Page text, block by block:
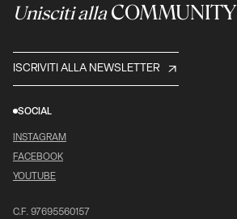
Unisciti allaCOMMUNITY
ISCRIVITI ALLA NEWSLETTER
SOCIAL
INSTAGRAM
FACEBOOK
YOUTUBE
C.F. 97695560157